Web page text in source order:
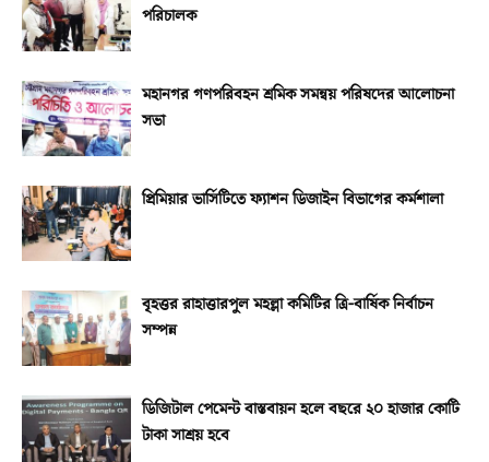
পরিচালক
মহানগর গণপরিবহন শ্রমিক সমন্বয় পরিষদের আলোচনা
সভা
প্রিমিয়ার ভার্সিটিতে ফ্যাশন ডিজাইন বিভাগের কর্মশালা
বৃহত্তর রাহাত্তারপুল মহল্লা কমিটির ত্রি-বার্ষিক নির্বাচন
সম্পন্ন
ডিজিটাল পেমেন্ট বাস্তবায়ন হলে বছরে ২০ হাজার কোটি
টাকা সাশ্রয় হবে